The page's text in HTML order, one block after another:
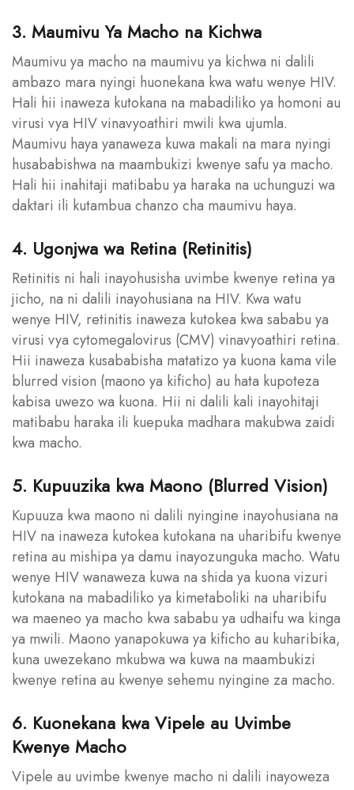
3. Maumivu Ya Macho na Kichwa
Maumivu ya macho na maumivu ya kichwa ni dalili
ambazo mara nyingi huonekana kwa watu wenye HIV.
Hali hii inaweza kutokana na mabadiliko ya homoni au
virusi vya HIV vinavyoathiri mwili kwa ujumla.
Maumivu haya yanaweza kuwa makali na mara nyingi
husababishwa na maambukizi kwenye safu ya macho.
Hali hii inahitaji matibabu ya haraka na uchunguzi wa
daktari ili kutambua chanzo cha maumivu haya.
4. Ugonjwa wa Retina (Retinitis)
Retinitis ni hali inayohusisha uvimbe kwenye retina ya
jicho, na ni dalili inayohusiana na HIV. Kwa watu
wenye HIV, retinitis inaweza kutokea kwa sababu ya
virusi vya cytomegalovirus (CMV) vinavyoathiri retina.
Hii inaweza kusababisha matatizo ya kuona kama vile
blurred vision (maono ya kificho) au hata kupoteza
kabisa uwezo wa kuona. Hii ni dalili kali inayohitaji
matibabu haraka ili kuepuka madhara makubwa zaidi
kwa macho.
5. Kupuuzika kwa Maono (Blurred Vision)
Kupuuza kwa maono ni dalili nyingine inayohusiana na
HIV na inaweza kutokea kutokana na uharibifu kwenye
retina au mishipa ya damu inayozunguka macho. Watu
wenye HIV wanaweza kuwa na shida ya kuona vizuri
kutokana na mabadiliko ya kimetaboliki na uharibifu
wa maeneo ya macho kwa sababu ya udhaifu wa kinga
ya mwili. Maono yanapokuwa ya kificho au kuharibika,
kuna uwezekano mkubwa wa kuwa na maambukizi
kwenye retina au kwenye sehemu nyingine za macho.
6. Kuonekana kwa Vipele au Uvimbe
Kwenye Macho
Vipele au uvimbe kwenye macho ni dalili inayoweza